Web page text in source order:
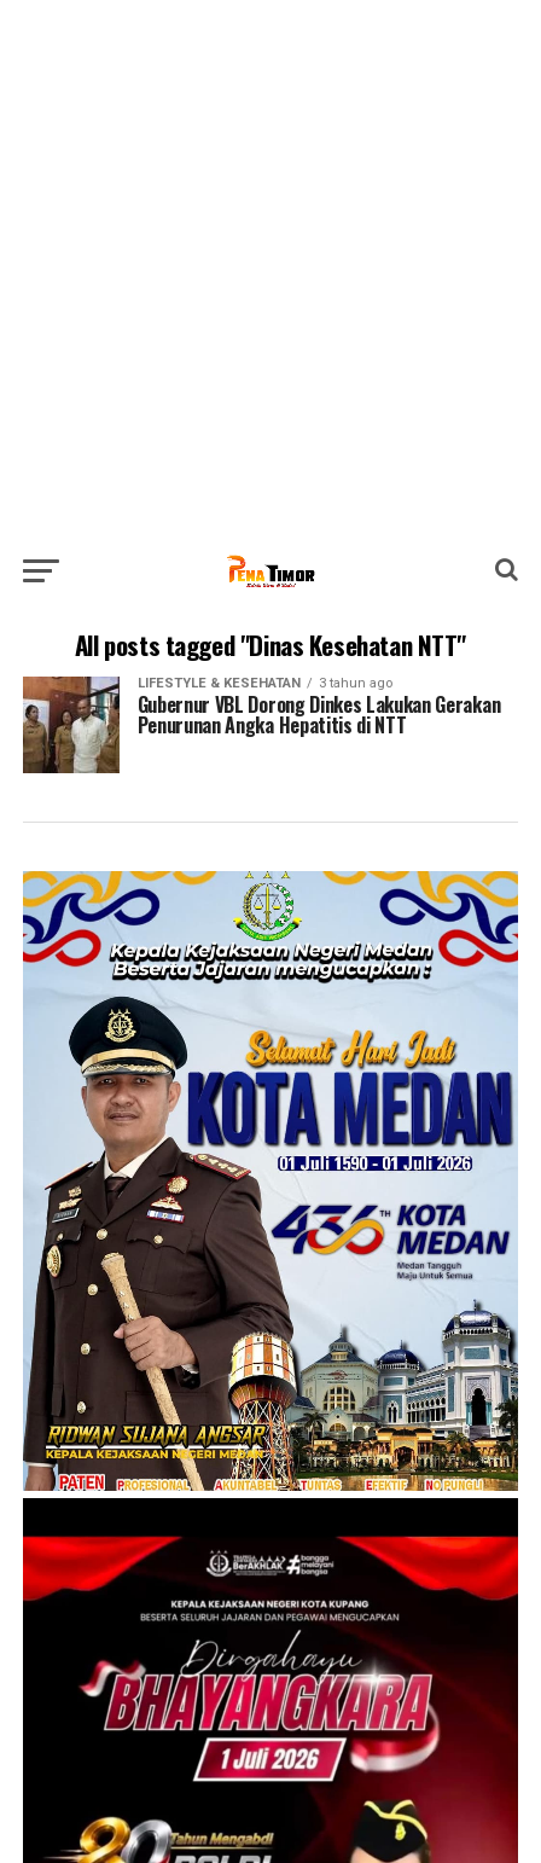
All posts tagged "Dinas Kesehatan NTT"
LIFESTYLE & KESEHATAN 3 tahun ago
Gubernur VBL Dorong Dinkes Lakukan Gerakan
Penurunan Angka Hepatitis di NTT